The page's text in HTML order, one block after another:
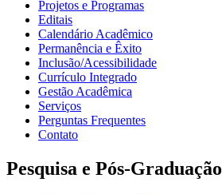
Projetos e Programas
Editais
Calendário Acadêmico
Permanência e Êxito
Inclusão/Acessibilidade
Currículo Integrado
Gestão Acadêmica
Serviços
Perguntas Frequentes
Contato
Pesquisa e Pós-Graduação